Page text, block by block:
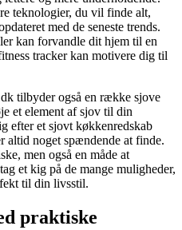
teknologier, du vil finde alt,
med de seneste trends.
kan forvandle dit hjem til en
tracker kan motivere dig til
tilbyder også en række sjove
et element af sjov til din
efter et sjovt køkkenredskab
altid noget spændende at finde.
men også en måde at
et kig på de mange muligheder,
til din livsstil.
praktiske